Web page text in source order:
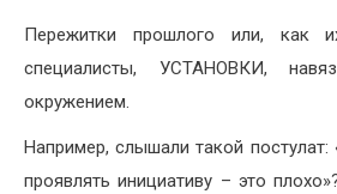
Пережитки прошлого или, как
специалисты, УСТАНОВКИ,
окружением.
Например, слышали такой
проявлять инициативу – это